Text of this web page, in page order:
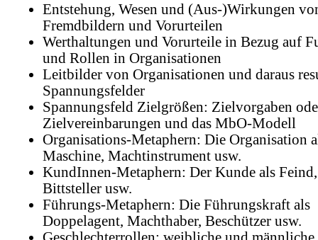
Entstehung, Wesen und (Aus-)Wirkungen
Fremdbildern und Vorurteilen
Werthaltungen und Vorurteile in Bezug auf
und Rollen in Organisationen
Leitbilder von Organisationen und daraus
Spannungsfelder
Spannungsfeld Zielgrößen: Zielvorgaben
Zielvereinbarungen und das MbO-Modell
Organisations-Metaphern: Die Organisation
Maschine, Machtinstrument usw.
KundInnen-Metaphern: Der Kunde als
Bittsteller usw.
Führungs-Metaphern: Die Führungskraft als
Doppelagent, Machthaber, Beschützer usw.